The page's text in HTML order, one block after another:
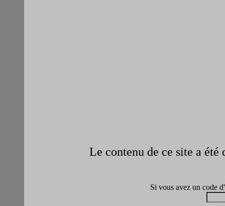
Le contenu de ce site a
Si vous avez un code